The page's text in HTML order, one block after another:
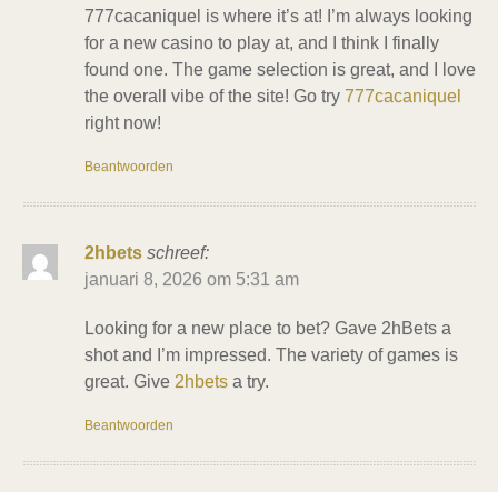
777cacaniquel is where it’s at! I’m always looking
for a new casino to play at, and I think I finally
found one. The game selection is great, and I love
the overall vibe of the site! Go try 777cacaniquel
right now!
Beantwoorden
2hbets schreef:
januari 8, 2026 om 5:31 am
Looking for a new place to bet? Gave 2hBets a
shot and I’m impressed. The variety of games is
great. Give 2hbets a try.
Beantwoorden